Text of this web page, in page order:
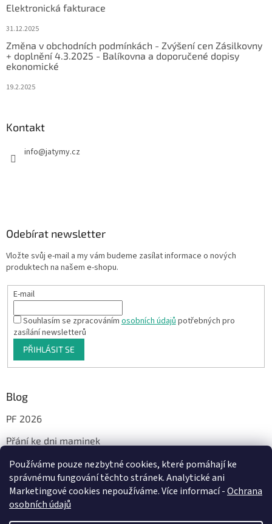
Používáme pouze nezbytné cookies, které pomáhají ke
správnému fungování těchto stránek. Analytické ani
Marketingové cookies nepoužíváme. Více informací -Ochrana
osobních údajů
Elektronická fakturace
31.12.2025
Změna v obchodních podmínkách - Zvýšení cen Zásilkovny
+ doplnění 4.3.2025 - Balíkovna a doporučené dopisy
ekonomické
19.2.2025
Kontakt
info@jatymy.cz
Odebírat newsletter
Vložte svůj e-mail a my vám budeme zasílat informace o nových
produktech na našem e-shopu.
E-mail
Souhlasím se zpracovánímosobních údajůpotřebných pro
zasílání newsletterů
PŘIHLÁSIT SE
Blog
PF 2026
Přání ke dni maminek
Facebook